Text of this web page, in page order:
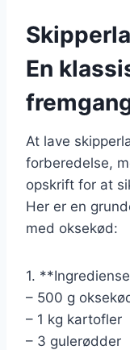
En
At lave
forberedelse,
opskrift for at
Her er en
med oksekød:
1.
– 500 g
– 1 kg kartofler
– 3 gulerødder